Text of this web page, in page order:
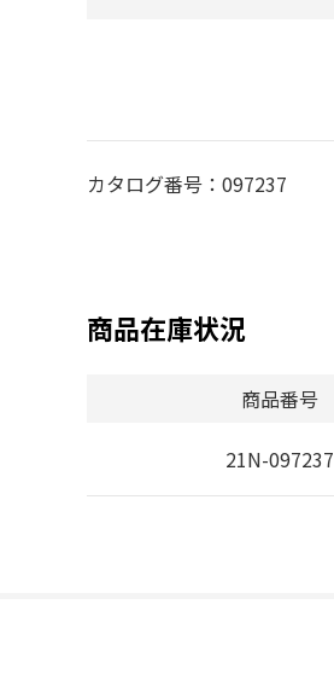
カタログ番号：097237
商品在庫状況
商品番号
21N-097237